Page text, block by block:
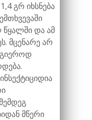
გრ იხსნება
და ამ
მცენარე არ
მწერი